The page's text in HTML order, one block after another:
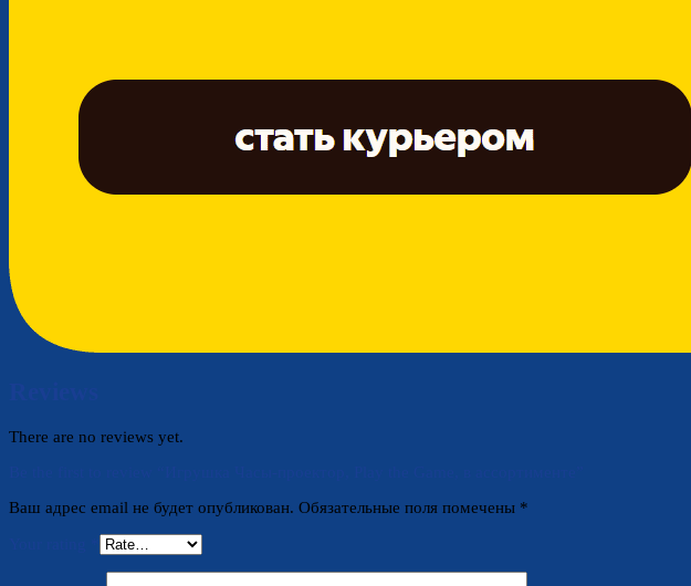
There are no reviews yet.
Ваш адрес email не будет опубликован. Обязательные поля помечены *